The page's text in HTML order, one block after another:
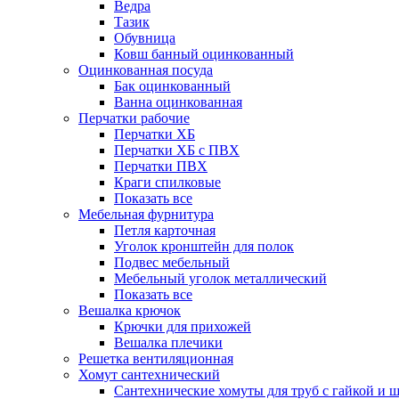
Ведра
Тазик
Обувница
Ковш банный оцинкованный
Оцинкованная посуда
Бак оцинкованный
Ванна оцинкованная
Перчатки рабочие
Перчатки ХБ
Перчатки ХБ с ПВХ
Перчатки ПВХ
Краги спилковые
Показать все
Мебельная фурнитура
Петля карточная
Уголок кронштейн для полок
Подвес мебельный
Мебельный уголок металлический
Показать все
Вешалка крючок
Крючки для прихожей
Вешалка плечики
Решетка вентиляционная
Хомут сантехнический
Сантехнические хомуты для труб с гайкой и